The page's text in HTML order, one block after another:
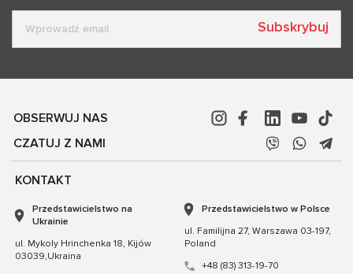
Subskrybuj
OBSERWUJ NAS
CZATUJ Z NAMI
KONTAKT
Przedstawicielstwo na
Ukrainie
ul. Mykoly Hrinchenka 18, Kijów
03039,Ukraina
Przedstawicielstwo w Polsce
ul. Familijna 27, Warszawa 03-197,
Poland
+48 (83) 313-19-70